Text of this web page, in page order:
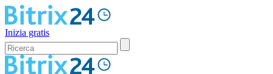
Inizia gratis